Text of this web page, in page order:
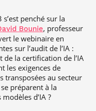
penché sur la
Bounie, professeur
le webinaire en
sur l’audit de l’IA :
de la certification de l’IA
les exigences de
transposées au secteur
préparent à la
d’IA ?